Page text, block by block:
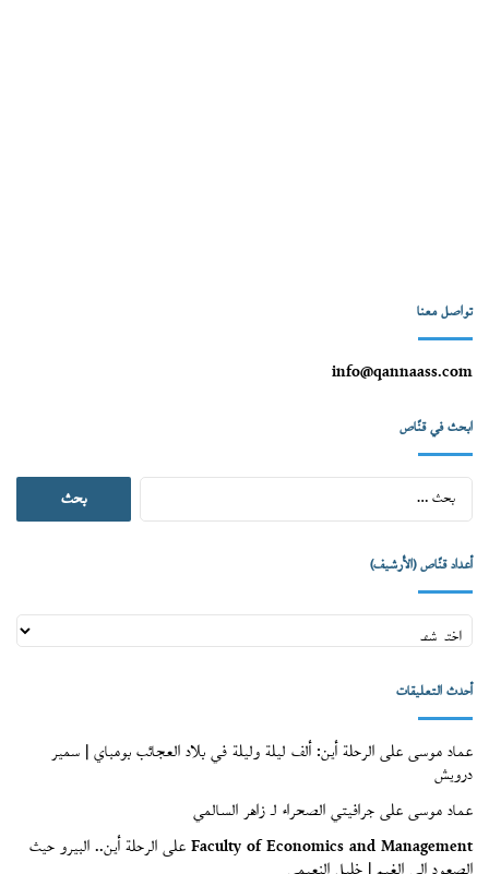
تواصل معنا
info@qannaass.com
ابحث في قنّاص
البحث
أعداد قنّاص (الأرشيف)
أعداد
قنّاص
أحدث التعليقات
عماد موسىعلىالرحلة أين: ألف ليلة وليلة في بلاد العجائب بومباي | سمير
درويش
عماد موسىعلىجرافيتي الصحراء لـ زاهر السالمي
Faculty of Economics and Managementعلىالرحلة أين.. البيرو حيث